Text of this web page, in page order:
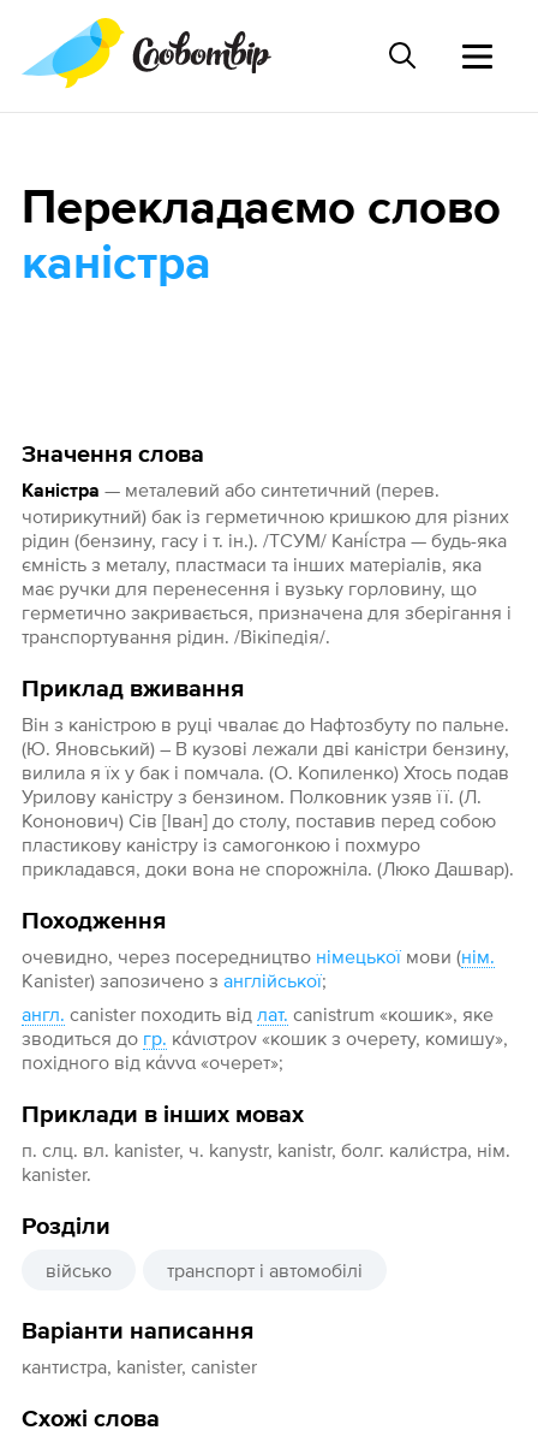
Значення слова
Каністра — металевий або синтетичний (перев.
чотирикутний) бак із герметичною кришкою для різних
рідин (бензину, гасу і т. ін.). /ТСУМ/ Кані́стра — будь-яка
ємність з металу, пластмаси та інших матеріалів, яка
має ручки для перенесення і вузьку горловину, що
герметично закривається, призначена для зберігання і
транспортування рідин. /Вікіпедія/.
Приклад вживання
Він з каністрою в руці чвалає до Нафтозбуту по пальне.
(Ю. Яновський) – В кузові лежали дві каністри бензину,
вилила я їх у бак і помчала. (О. Копиленко) Хтось подав
Урилову каністру з бензином. Полковник узяв її. (Л.
Кононович) Сів [Іван] до столу, поставив перед собою
пластикову каністру із самогонкою і похмуро
прикладався, доки вона не спорожніла. (Люко Дашвар).
Походження
очевидно, через посередництво німецькоїмови (нім.
Kanister) запозичено з англійської;
англ. canister походить від лат. canistrum «кошик», яке
зводиться до гр. κάνιστρον «кошик з очерету, комишу»,
похідного від κάννα «очерет»;
Приклади в інших мовах
п. слц. вл. kanister, ч. kanystr, kanistr, болг. кали́стра, нім.
kanister.
Розділи
військо транспорт і автомобілі
Варіанти написання
кантистра, kanister, canister
Схожі слова
Перекладаємо слово
каністра